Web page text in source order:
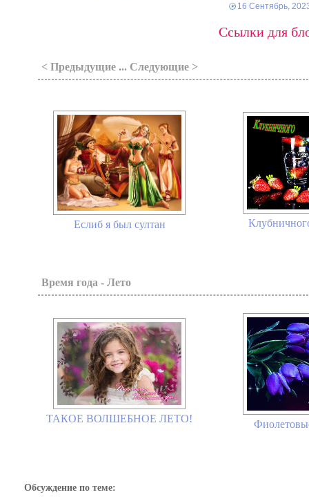
16 Сентябрь,
Ссылки для
< Предыдущие ... Следующие >
Еслиб я был султан
Время года - Лето
ТАКОЕ ВОЛШЕБНОЕ ЛЕТО!
Обсуждение по теме: